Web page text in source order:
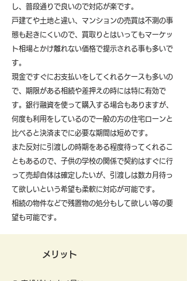
し、普段通りで良いので対応が楽です。
戸建てや土地と違い、マンションの売買は不測の事
態も起きにくいので、買取りとはいってもマーケッ
ト相場とかけ離れない価格で提示される事も多いで
す。
現金ですぐにお支払いをしてくれるケースも多いの
で、期限がある相続や差押えの時には特に有効で
す。銀行融資を使って購入する場合もありますが、
何度も利用をしているので一般の方の住宅ローンと
比べると決済までに必要な期間は短めです。
また反対に引渡しの時期をある程度待ってくれるこ
ともあるので、子供の学校の関係で契約はすぐに行
って売却自体は確定したいが、引渡しは数カ月待っ
て欲しいという希望も柔軟に対応が可能です。
​相続の物件などで残置物の処分もして欲しい等の要
望も可能です。
メリット